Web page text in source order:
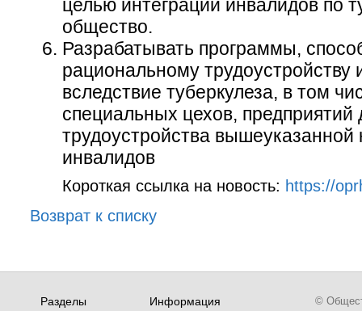
целью интеграции инвалидов по
общество.
Разрабатывать программы,
рациональному трудоустройству
вследствие туберкулеза, в том
специальных цехов, предприятий
трудоустройства вышеуказанной
инвалидов
Короткая ссылка на новость: https://
Возврат к списку
Разделы Информация ©